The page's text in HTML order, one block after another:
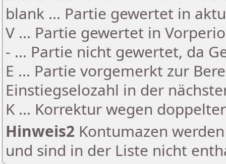
blank ... Partie gewertet in
V ... Partie gewertet in
- ... Partie nicht gewertet, da
E ... Partie vorgemerkt zur
Einstiegselozahl in der
K ... Korrektur wegen
Hinweis2 Kontumazen
und sind in der Liste nicht